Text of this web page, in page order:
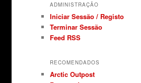
ADMINISTRAÇÃO
Iniciar Sessão / Registo
Terminar Sessão
Feed RSS
RECOMENDADOS
Arctic Outpost